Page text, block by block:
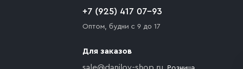
+7 (925) 417 07-93
Оптом, будни с 9 до 17
Для заказов